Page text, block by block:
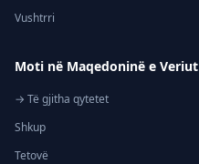
Vushtrri
Moti në Maqedoninë e Veriut
→ Të gjitha qytetet
Shkup
Tetovë